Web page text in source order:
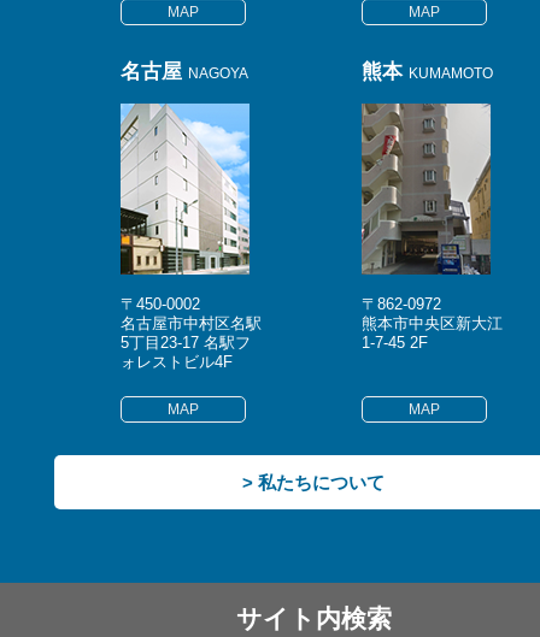
MAP MAP
名古屋 NAGOYA
〒450-0002
名古屋市中村区名駅
5丁目23-17 名駅フ
ォレストビル4F
MAP
熊本 KUMAMOTO
〒862-0972
熊本市中央区新大江
1-7-45 2F
MAP
> 私たちについて
サイト内検索